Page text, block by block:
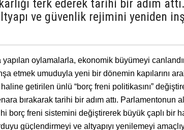
terk ederek tarihi bir adım
ve güvenlik rejimini yeniden
oylamalarla, ekonomik büyümeyi
etmek umuduyla yeni bir dönemin kapılarını
getirilen ünlü “borç freni politikasını”
bırakarak tarihi bir adım attı. Parlamentonun
borç freni sistemini değiştirerek büyük çaplı bir
güçlendirmeyi ve altyapıyı yenilemeyi